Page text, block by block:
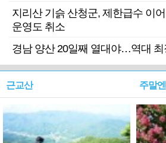
지리산 기슭 산청군, 제한급수 이
운영도 취소
경남 양산 20일째 열대야…역대 최
근교산 주말